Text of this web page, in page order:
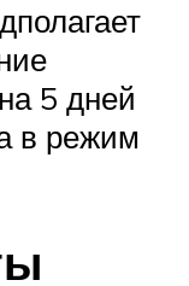
5 дней
в режим